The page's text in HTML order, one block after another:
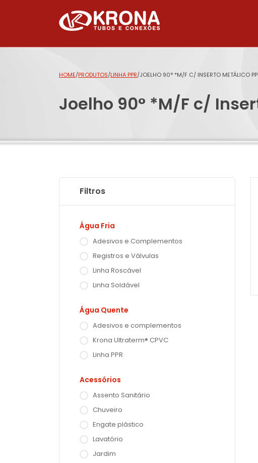
HOME/PRODUTOS/LINHA PPR/JOELHO 90° *M/F C/ INSERTO METÁLICO
Joelho 90° *M/F c/
Filtros
Água Fria
Adesivos e Complementos
Registros e Válvulas
Linha Roscável
Linha Soldável
Água Quente
Adesivos e complementos
Krona Ultraterm® CPVC
Linha PPR
Acessórios
Assento Sanitário
Chuveiro
Engate plástico
Lavatório
Jardim